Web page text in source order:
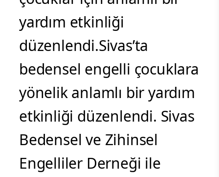
Sivas’ta bedensel engelli
çocuklar için anlamlı bir
yardım etkinliği
düzenlendi.Sivas’ta